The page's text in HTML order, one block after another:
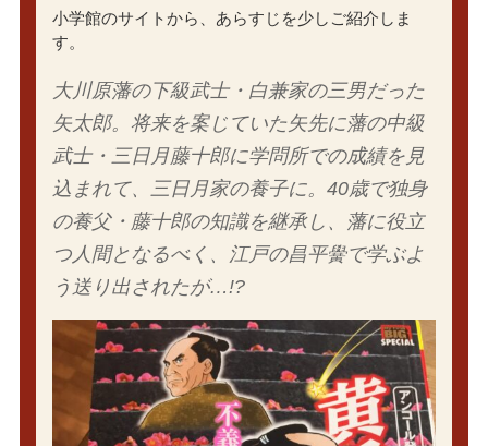
小学館のサイトから、あらすじを少しご紹介しま
す。
大川原藩の下級武士・白兼家の三男だった
矢太郎。将来を案じていた矢先に藩の中級
武士・三日月藤十郎に学問所での成績を見
込まれて、三日月家の養子に。40歳で独身
の養父・藤十郎の知識を継承し、藩に役立
つ人間となるべく、江戸の昌平黌で学ぶよ
う送り出されたが…!?